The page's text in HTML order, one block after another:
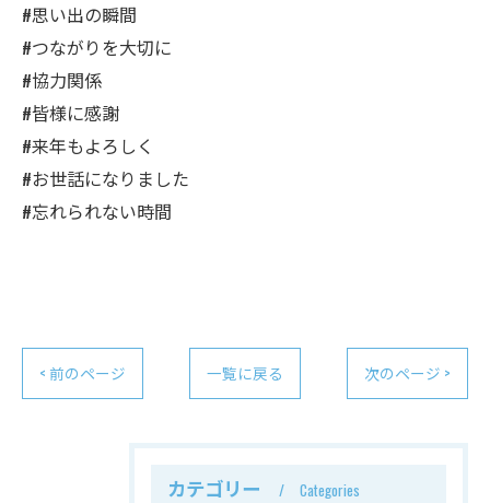
#思い出の瞬間
#つながりを大切に
#協力関係
#皆様に感謝
#来年もよろしく
#お世話になりました
#忘れられない時間
< 前のページ 一覧に戻る 次のページ >
カテゴリー Categories